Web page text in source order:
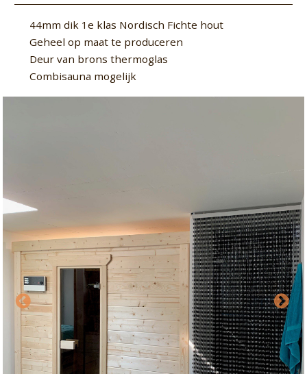
44mm dik 1e klas Nordisch Fichte hout
Geheel op maat te produceren
Deur van brons thermoglas
Combisauna mogelijk